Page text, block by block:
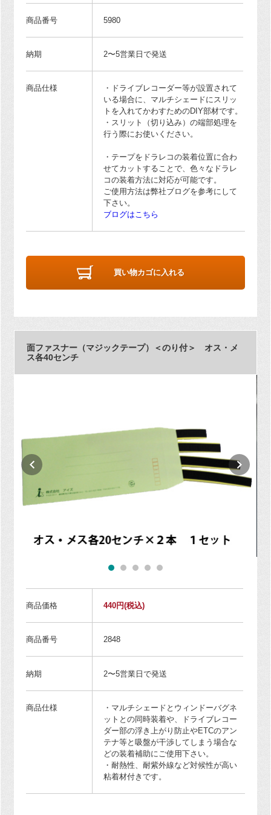
商品番号 5980
納期 2〜5営業日で発送
商品仕様
・ドライブレコーダー等が設置されて
いる場合に、マルチシェードにスリッ
トを入れてかわすためのDIY部材です。
・スリット（切り込み）の端部処理を
行う際にお使いください。
・テープをドラレコの装着位置に合わ
せてカットすることで、色々なドラレ
コの装着方法に対応が可能です。
ご使用方法は弊社ブログを参考にして
下さい。
ブログはこちら
買い物カゴに入れる
面ファスナー（マジックテープ）＜のり付＞ オス・メ
ス各40センチ
商品価格 440円(税込)
商品番号 2848
納期 2〜5営業日で発送
商品仕様
・マルチシェードとウィンドーバグネ
ットとの同時装着や、ドライブレコー
ダー部の浮き上がり防止やETCのアン
テナ等と吸盤が干渉してしまう場合な
どの装着補助にご使用下さい。
・耐熱性、耐紫外線など対候性が高い
粘着材付きです。